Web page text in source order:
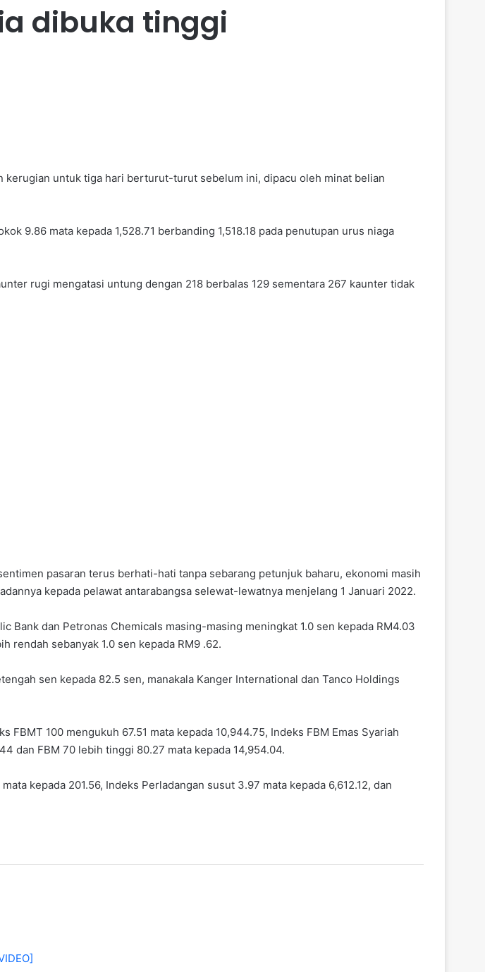
dibuka tinggi
kerugian untuk tiga hari berturut-turut sebelum ini, dipacu oleh minat belian
9.86 mata kepada 1,528.71 berbanding 1,518.18 pada penutupan urus niaga
rugi mengatasi untung dengan 218 berbalas 129 sementara 267 kaunter tidak
pasaran terus berhati-hati tanpa sebarang petunjuk baharu, ekonomi masih
kepada pelawat antarabangsa selewat-lewatnya menjelang 1 Januari 2022.
Bank dan Petronas Chemicals masing-masing meningkat 1.0 sen kepada RM4.03
rendah sebanyak 1.0 sen kepada RM9 .62.
sen kepada 82.5 sen, manakala Kanger International dan Tanco Holdings
FBMT 100 mengukuh 67.51 mata kepada 10,944.75, Indeks FBM Emas Syariah
dan FBM 70 lebih tinggi 80.27 mata kepada 14,954.04.
kepada 201.56, Indeks Perladangan susut 3.97 mata kepada 6,612.12, dan